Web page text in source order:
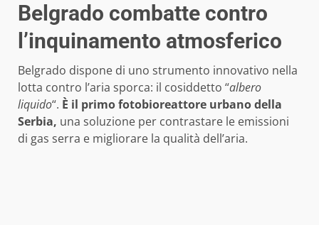
Belgrado combatte contro
l’inquinamento atmosferico
Belgrado dispone di uno strumento innovativo nella
lotta contro l’aria sporca: il cosiddetto “albero
liquido“. È il primo fotobioreattore urbano della
Serbia, una soluzione per contrastare le emissioni
di gas serra e migliorare la qualità dell’aria.